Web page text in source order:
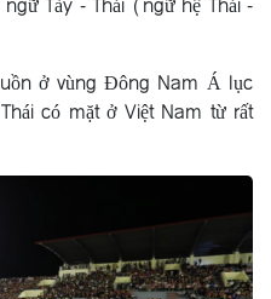
ở vùng Đông Nam Á lục
có mặt ở Việt Nam từ rất